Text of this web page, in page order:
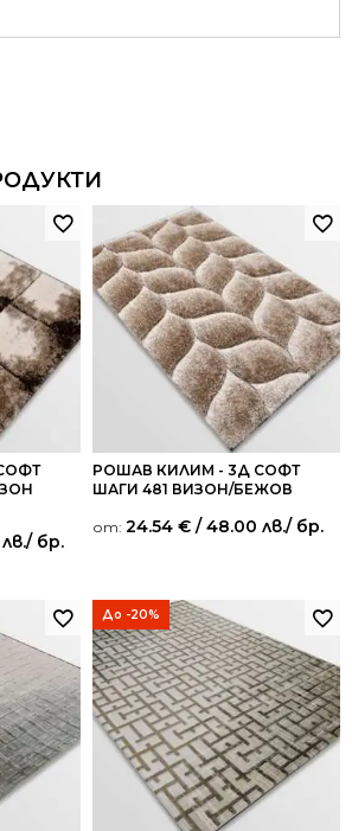
/ бр.
РОШАВ КИЛИМ - 3Д СОФТ
ШАГИ 481 ВИЗОН/БЕЖОВ
от: 24.54 € / 48.00 лв./ бр.
До -20%